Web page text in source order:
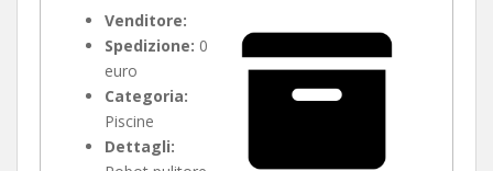
Venditore:
Spedizione: 0
euro
Categoria:
Piscine
Dettagli: